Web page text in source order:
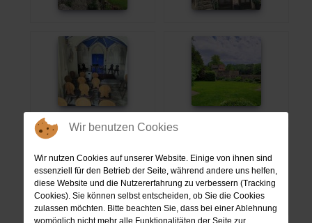
Wir benutzen Cookies
Wir nutzen Cookies auf unserer Website. Einige von ihnen sind
essenziell für den Betrieb der Seite, während andere uns helfen,
diese Website und die Nutzererfahrung zu verbessern (Tracking
Cookies). Sie können selbst entscheiden, ob Sie die Cookies
zulassen möchten. Bitte beachten Sie, dass bei einer Ablehnung
womöglich nicht mehr alle Funktionalitäten der Seite zur